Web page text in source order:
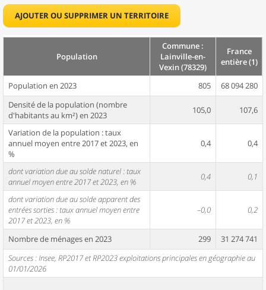
AJOUTER OU SUPPRIMER UN TERRITOIRE
Population
Commune :
Lainville-en-
Vexin (78329)
France
entière (1)
Population en 2023 805
68 094 280
Densité de la population (nombre
d'habitants au km²) en 2023
105,0 107,6
Variation de la population : taux
annuel moyen entre 2017 et 2023, en
%
0,4 0,4
dont variation due au solde naturel : taux
annuel moyen entre 2017 et 2023, en %
0,4 0,1
dont variation due au solde apparent des
entrées sorties : taux annuel moyen entre
2017 et 2023, en %
–0,0 0,2
Nombre de ménages en 2023 299
31 274 741
Sources : Insee, RP2017 et RP2023 exploitations principales en géographie au
01/01/2026